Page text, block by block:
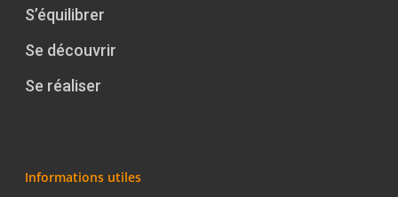
S’équilibrer
Se découvrir
Se réaliser
Informations utiles